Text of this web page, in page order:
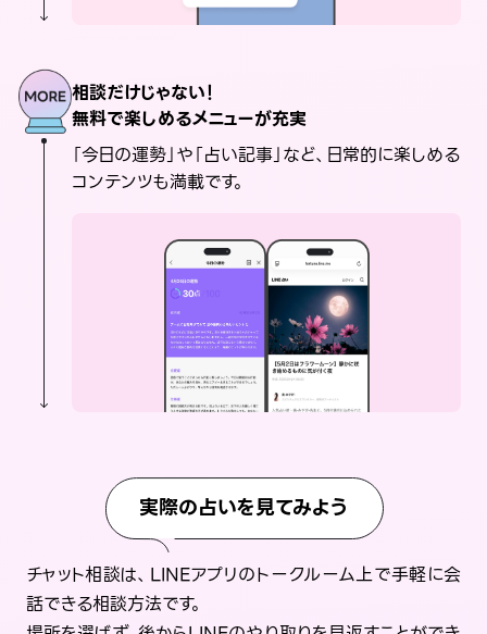
相談だけじゃない！
無料で楽しめるメニューが充実
「今日の運勢」や「占い記事」など、日常的に楽しめる
コンテンツも満載です。
実際の占いを見てみよう
チャット相談は、LINEアプリのトークルーム上で手軽に会
話できる相談方法です。